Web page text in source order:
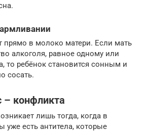
прямо в молоко матери. Если мать
алкоголя, равное одному или
то ребёнок становится сонным и
сосать.
– конфликта
лишь тогда, когда в
есть антитела, которые